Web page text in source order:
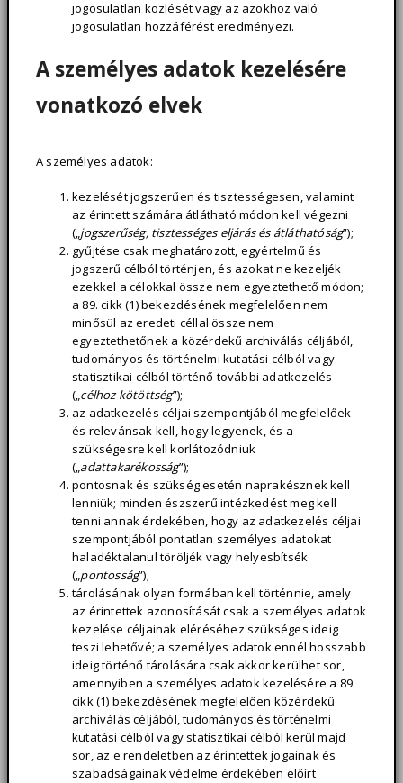
jogosulatlan közlését vagy az azokhoz való
jogosulatlan hozzáférést eredményezi.
A személyes adatok kezelésére
vonatkozó elvek
A személyes adatok:
kezelését jogszerűen és tisztességesen, valamint
az érintett számára átlátható módon kell végezni
(„jogszerűség, tisztességes eljárás és átláthatóság”);
gyűjtése csak meghatározott, egyértelmű és
jogszerű célból történjen, és azokat ne kezeljék
ezekkel a célokkal össze nem egyeztethető módon;
a 89. cikk (1) bekezdésének megfelelően nem
minősül az eredeti céllal össze nem
egyeztethetőnek a közérdekű archiválás céljából,
tudományos és történelmi kutatási célból vagy
statisztikai célból történő további adatkezelés
(„célhoz kötöttség”);
az adatkezelés céljai szempontjából megfelelőek
és relevánsak kell, hogy legyenek, és a
szükségesre kell korlátozódniuk
(„adattakarékosság”);
pontosnak és szükség esetén naprakésznek kell
lenniük; minden észszerű intézkedést meg kell
tenni annak érdekében, hogy az adatkezelés céljai
szempontjából pontatlan személyes adatokat
haladéktalanul töröljék vagy helyesbítsék
(„pontosság”);
tárolásának olyan formában kell történnie, amely
az érintettek azonosítását csak a személyes adatok
kezelése céljainak eléréséhez szükséges ideig
teszi lehetővé; a személyes adatok ennél hosszabb
ideig történő tárolására csak akkor kerülhet sor,
amennyiben a személyes adatok kezelésére a 89.
cikk (1) bekezdésének megfelelően közérdekű
archiválás céljából, tudományos és történelmi
kutatási célból vagy statisztikai célból kerül majd
sor, az e rendeletben az érintettek jogainak és
szabadságainak védelme érdekében előírt